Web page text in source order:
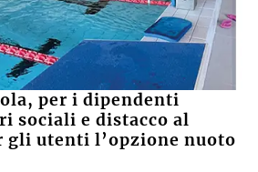
per i dipendenti
sociali e distacco al
gli utenti l’opzione nuoto